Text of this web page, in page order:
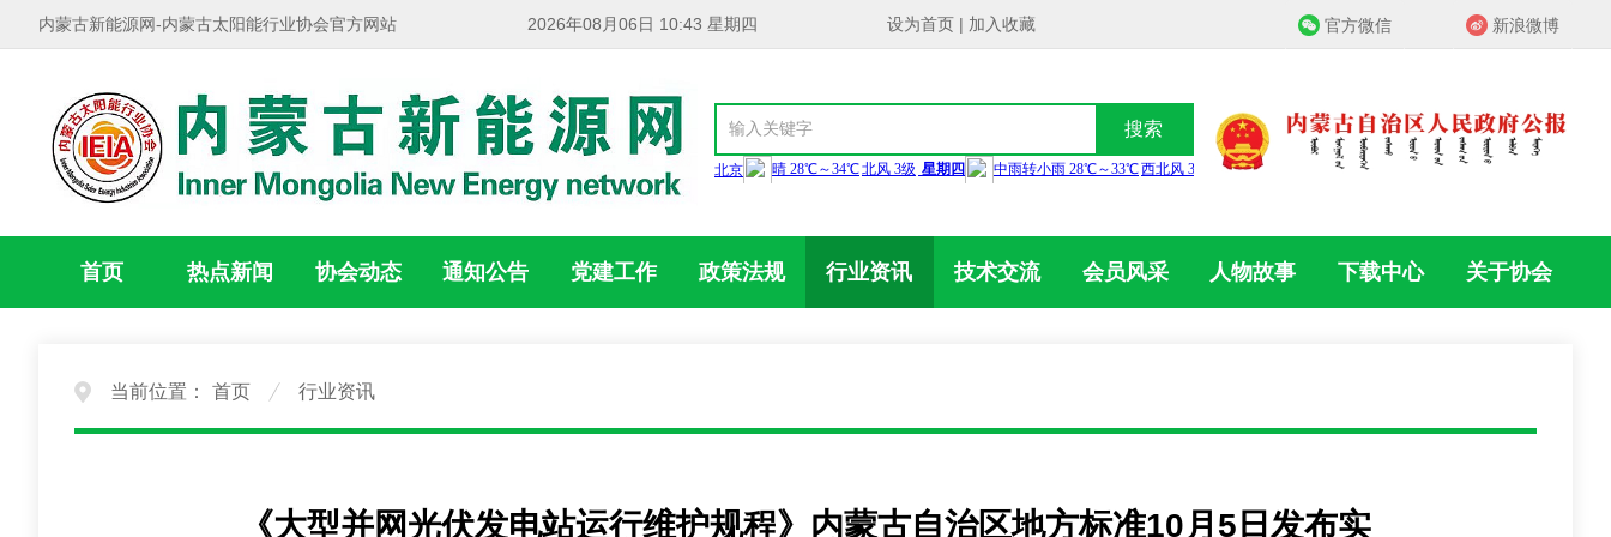
内蒙古新能源网-内蒙古太阳能行业协会官方网站 2026年08月06日 10:43 星期四 设为首页 | 加入收藏 官方微信 新浪微博
搜索
首页 热点新闻 协会动态 通知公告 党建工作 政策法规 行业资讯 技术交流 会员风采 人物故事 下载中心 关于协会
当前位置： 首页 行业资讯
《大型并网光伏发电站运行维护规程》内蒙古自治区地方标准10月5日发布实